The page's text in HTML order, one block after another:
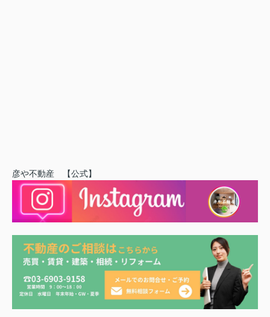
彦や不動産 【公式】